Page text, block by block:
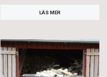
LÄS MER